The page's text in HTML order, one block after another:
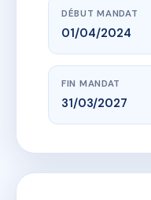
DÉBUT MANDAT
01/04/2024
FIN MANDAT
31/03/2027